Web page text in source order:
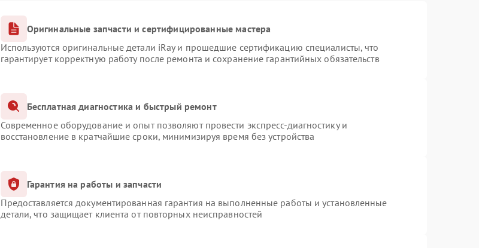
Оригинальные запчасти и сертифицированные мастера
Используются оригинальные детали iRay и прошедшие сертификацию специалисты, что
гарантирует корректную работу после ремонта и сохранение гарантийных обязательств
Бесплатная диагностика и быстрый ремонт
Современное оборудование и опыт позволяют провести экспресс-диагностику и
восстановление в кратчайшие сроки, минимизируя время без устройства
Гарантия на работы и запчасти
Предоставляется документированная гарантия на выполненные работы и установленные
детали, что защищает клиента от повторных неисправностей